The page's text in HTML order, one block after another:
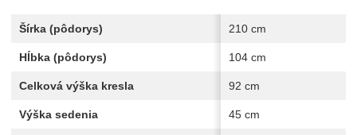
Šírka (pôdorys) 210 cm
Hĺbka (pôdorys) 104 cm
Celková výška kresla 92 cm
Výška sedenia 45 cm